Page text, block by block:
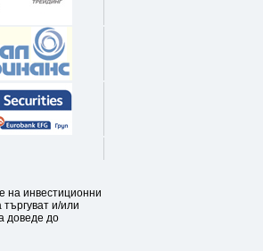
на инвестиционни
и/или
доведе до